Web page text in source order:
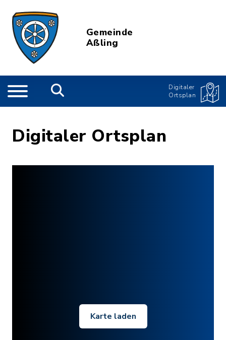
Gemeinde
Aßling
Digitaler
Ortsplan
Digitaler Ortsplan
Karte laden